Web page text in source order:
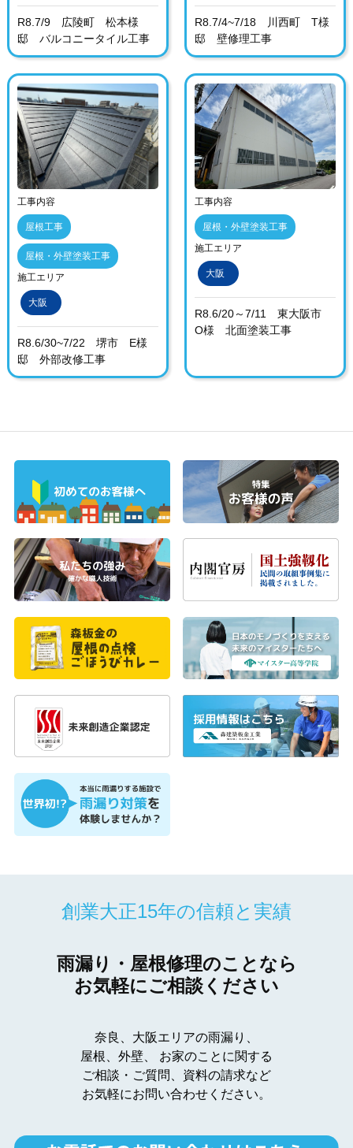
R8.7/9 広陵町 松本様
邸 バルコニータイル工事
R8.7/4~7/18 川西町 T様
邸 壁修理工事
工事内容
屋根工事
屋根・外壁塗装工事
施工エリア
大阪
R8.6/30~7/22 堺市 E様
邸 外部改修工事
工事内容
屋根・外壁塗装工事
施工エリア
大阪
R8.6/20～7/11 東大阪市
O様 北面塗装工事
創業大正15年の信頼と実績
雨漏り・屋根修理のことなら
お気軽にご相談ください
奈良、大阪エリアの雨漏り、
屋根、外壁、
お家のことに関する
ご相談・ご質問、資料の請求など
お気軽にお問い合わせください。